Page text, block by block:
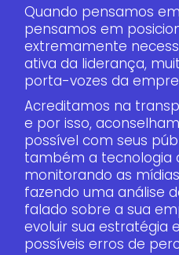
Quando pensamos
pensamos em
extremamente
ativa da liderança,
porta-vozes da
Acreditamos na
e por isso,
possível com seus
também a tecnologia
monitorando as
fazendo uma análise
falado sobre a sua
evoluir sua estratégia
possíveis erros de